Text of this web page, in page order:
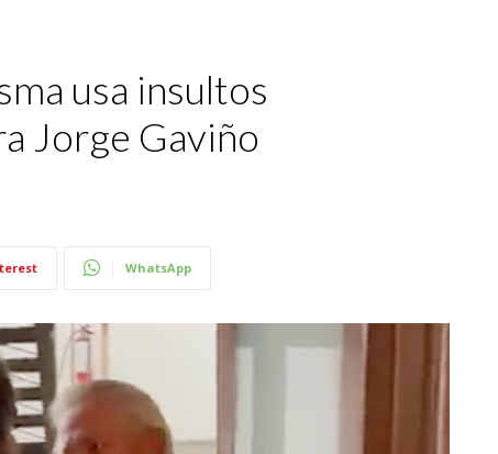
usa insultos
Jorge Gaviño
WhatsApp